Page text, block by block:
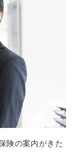
険の案内がきた